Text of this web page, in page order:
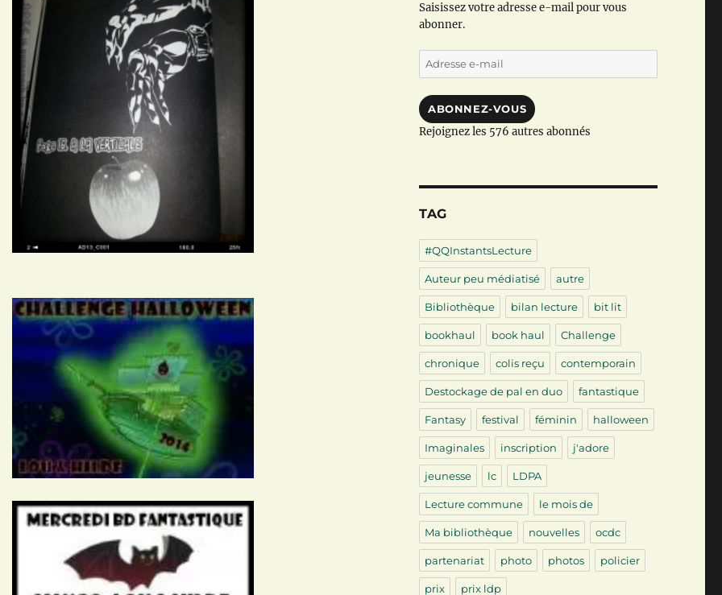
Saisissez votre adresse e-mail pour vous
abonner.
Adresse
e-
ABONNEZ-VOUS
Rejoignez les 576 autres abonnés
TAG
#QQInstantsLecture
Auteur peu médiatisé autre
Bibliothèque bilan lecture bit lit
bookhaul book haul Challenge
chronique colis reçu contemporain
Destockage de pal en duo fantastique
Fantasy festival féminin halloween
Imaginales inscription j'adore
jeunesse lc LDPA
Lecture commune le mois de
Ma bibliothèque nouvelles ocdc
partenariat photo photos policier
prix prix ldp